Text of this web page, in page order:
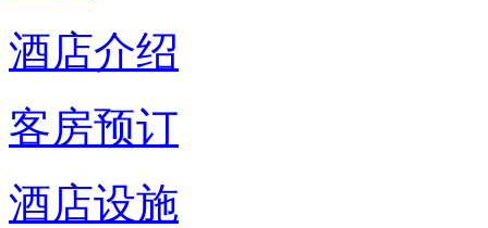
酒店介绍
客房预订
酒店设施